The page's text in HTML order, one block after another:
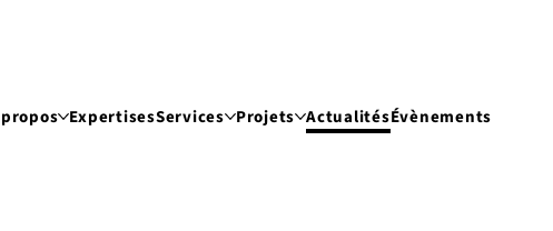
ExpertisesServices Projets ActualitésÉvènements